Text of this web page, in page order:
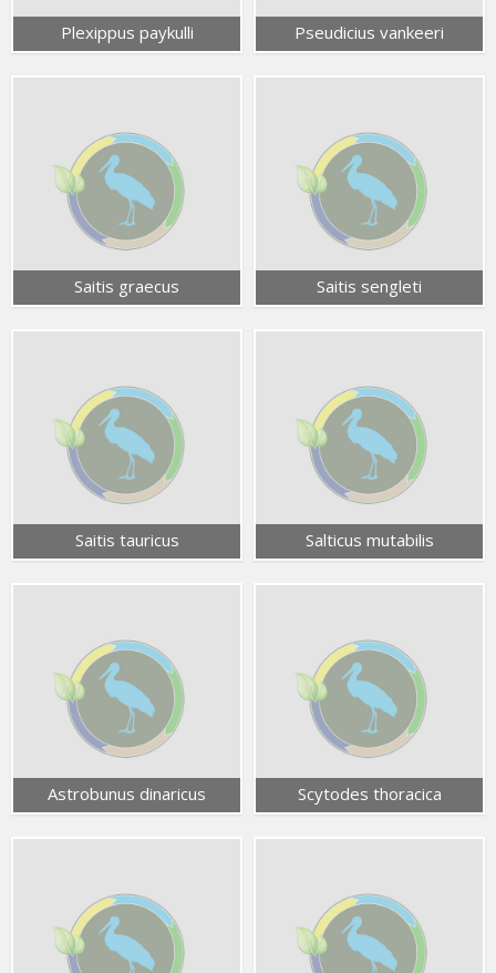
Plexippus paykulli Pseudicius vankeeri
Saitis graecus Saitis sengleti
Saitis tauricus Salticus mutabilis
Astrobunus dinaricus Scytodes thoracica